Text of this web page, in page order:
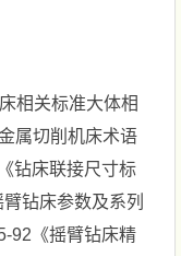
相关标准大体相
属切削机床术语
钻床联接尺寸标
钻床参数及系列
92《摇臂钻床精